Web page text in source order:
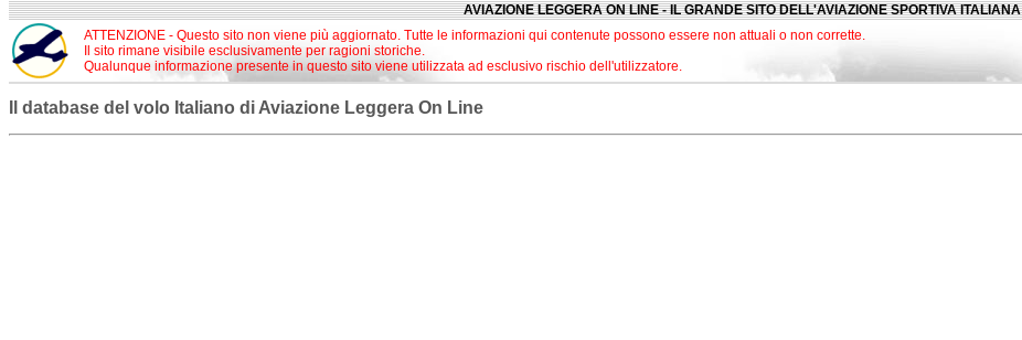
AVIAZIONE LEGGERA ON LINE - IL GRANDE SITO DELL'AVIAZIONE SPORTIVA ITALIANA
ATTENZIONE - Questo sito non viene più aggiornato. Tutte le informazioni qui contenute possono essere non attuali o non corrette.
Il sito rimane visibile esclusivamente per ragioni storiche.
Qualunque informazione presente in questo sito viene utilizzata ad esclusivo rischio dell'utilizzatore.
Il database del volo Italiano di Aviazione Leggera On Line